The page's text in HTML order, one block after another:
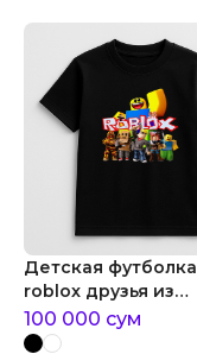
Детская футболка
roblox друзья из
роблокс команды
100 000 сум